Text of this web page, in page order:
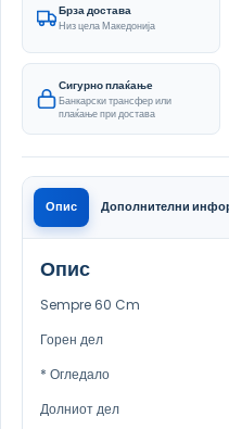
Брза достава
Низ цела Македонија
Сигурно плаќање
Банкарски трансфер или
плаќање при достава
Опис Дополнителни
Опис
Sempre 60 Cm
Горен дел
* Огледало
Долниот дел